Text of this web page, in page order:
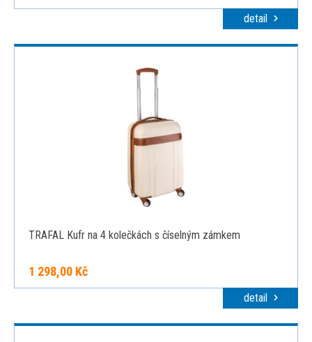
detail
TRAFAL Kufr na 4 kolečkách s číselným zámkem
1 298,00 Kč
detail